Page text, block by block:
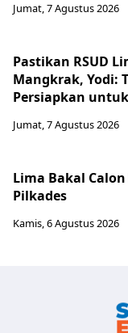
Jumat, 7 Agustus 2026
Pastikan RSUD
Mangkrak, Yodi:
Persiapkan
Jumat, 7 Agustus 2026
Lima Bakal
Pilkades
Kamis, 6 Agustus 2026